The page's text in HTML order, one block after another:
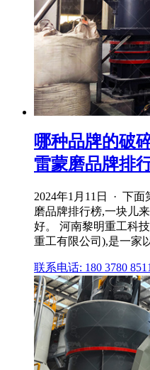
哪种品牌的破
雷蒙磨品牌排
2024年1月11日 · 下
磨品牌排行榜,一块儿
好。 河南黎明重工科
重工有限公司),是一家
联系电话: 180 3780 8511